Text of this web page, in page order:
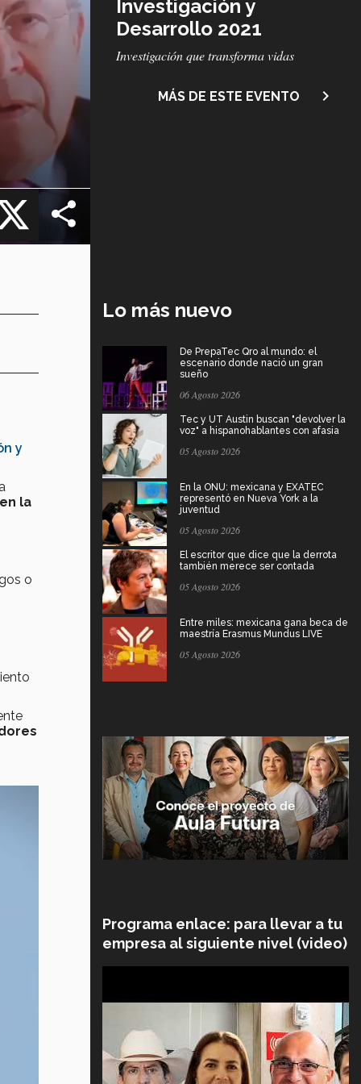
X
Investigación y
Desarrollo 2021
Subtítulo
Investigación que transforma vidas
MÁS DE ESTE EVENTO navigate_next
y
la
o
Lo más nuevo
De PrepaTec Qro al mundo: el
escenario donde nació un gran
sueño
06 Agosto 2026
Tec y UT Austin buscan "devolver la
voz" a hispanohablantes con afasia
05 Agosto 2026
En la ONU: mexicana y EXATEC
representó en Nueva York a la
juventud
05 Agosto 2026
El escritor que dice que la derrota
también merece ser contada
05 Agosto 2026
Entre miles: mexicana gana beca de
maestría Erasmus Mundus LIVE
05 Agosto 2026
Programa enlace: para llevar a tu
empresa al siguiente nivel (video)